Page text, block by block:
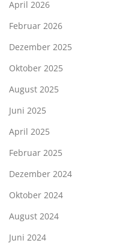
April 2026
Februar 2026
Dezember 2025
Oktober 2025
August 2025
Juni 2025
April 2025
Februar 2025
Dezember 2024
Oktober 2024
August 2024
Juni 2024